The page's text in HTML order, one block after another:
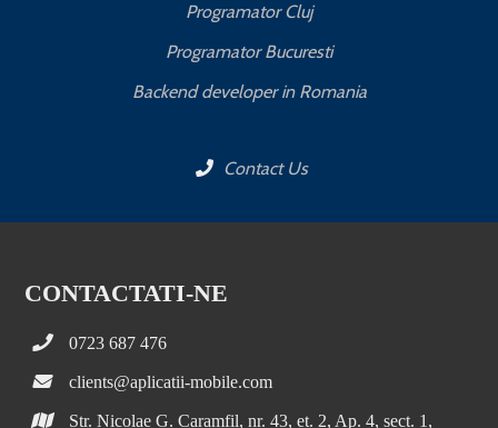
Programator Cluj
Programator Bucuresti
Backend developer in Romania
Contact Us
CONTACTATI-NE
0723 687 476
clients@aplicatii-mobile.com
Str. Nicolae G. Caramfil, nr. 43, et. 2, Ap. 4, sect. 1,